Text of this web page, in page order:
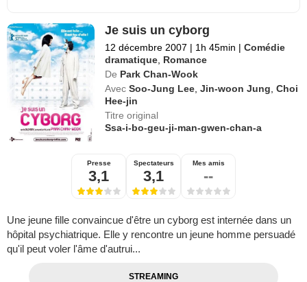
Je suis un cyborg
12 décembre 2007 | 1h 45min | Comédie
dramatique Romance
De Park Chan-Wook
Avec Soo-Jung Lee ,Jin-woon Jung ,Choi
Hee-jin
Titre original
Ssa-i-bo-geu-ji-man-gwen-chan-a
Presse
3,1
Spectateurs
3,1
Mes amis
--
Une jeune fille convaincue d'être un cyborg est internée dans un
hôpital psychiatrique. Elle y rencontre un jeune homme persuadé
qu'il peut voler l'âme d'autrui...
STREAMING